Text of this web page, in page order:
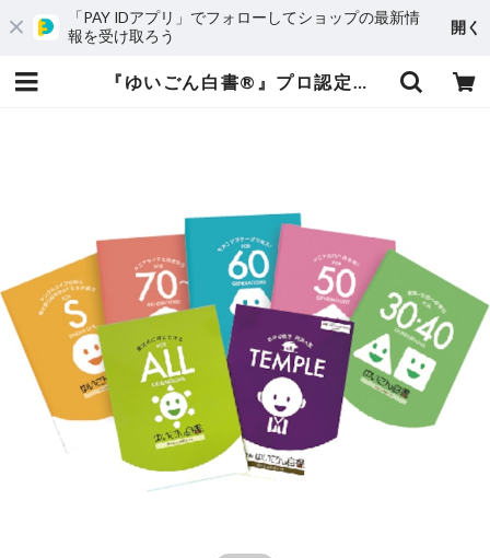
「PAY IDアプリ」でフォローしてショップの最新情
報を受け取ろう
開く
『ゆいごん白書®』プロ認定講師とお寺版『ゆいごん白書®』認定講師養成講座(zoomあり） | 株式会社はっぴぃandプロジェクト